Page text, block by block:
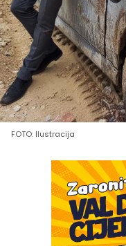
FOTO: Ilustracija